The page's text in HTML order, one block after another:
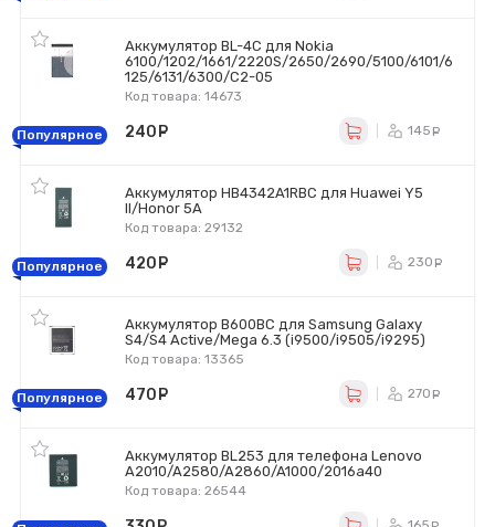
Аккумулятор BL-4C для Nokia
6100/1202/1661/2220S/2650/2690/5100/6101/6
125/6131/6300/C2-05
Код товара: 14673
Популярное 240 145
Аккумулятор HB4342A1RBC для Huawei Y5
II/Honor 5A
Код товара: 29132
Популярное 420 230
Аккумулятор B600BC для Samsung Galaxy
S4/S4 Active/Mega 6.3 (i9500/i9505/i9295)
Код товара: 13365
Популярное 470 270
Аккумулятор BL253 для телефона Lenovo
A2010/A2580/A2860/A1000/2016a40
Код товара: 26544